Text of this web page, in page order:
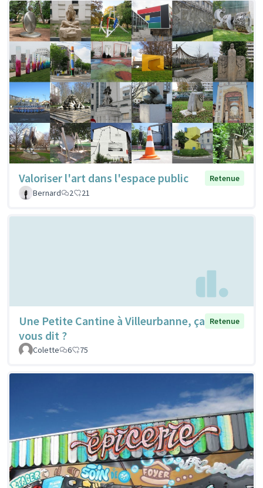
Valoriser l'art dans l'espace public
Retenue
Bernard
2 21
Une Petite Cantine à Villeurbanne, ça
vous dit ?
Retenue
Colette 6 75